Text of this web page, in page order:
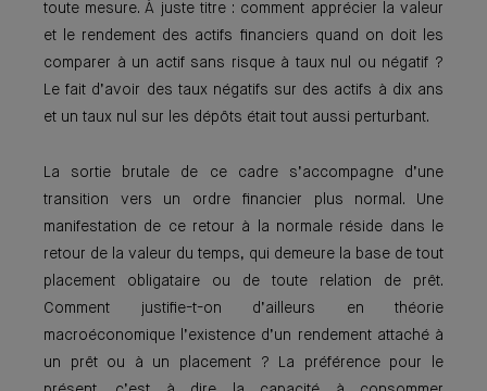
toute mesure. À juste titre : comment apprécier la valeur
et le rendement des actifs financiers quand on doit les
comparer à un actif sans risque à taux nul ou négatif ?
Le fait d’avoir des taux négatifs sur des actifs à dix ans
et un taux nul sur les dépôts était tout aussi perturbant.
La sortie brutale de ce cadre s’accompagne d’une
transition vers un ordre financier plus normal. Une
manifestation de ce retour à la normale réside dans le
retour de la valeur du temps, qui demeure la base de tout
placement obligataire ou de toute relation de prêt.
Comment justifie-t-on d’ailleurs en théorie
macroéconomique l’existence d’un rendement attaché à
un prêt ou à un placement ? La préférence pour le